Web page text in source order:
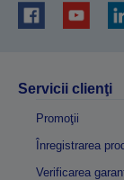
Servicii clienţi
Promoţii
Înregistrarea
Verificarea